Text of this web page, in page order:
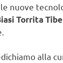
nuove
Torrita
alla